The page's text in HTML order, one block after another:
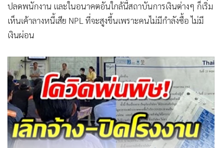
ปลดพนักงาน และในอนาคตอันใกล้นี้สถาบันการเงินต่างๆ ก็เริ่ม
เห็นเค้าลางหนี้เสีย NPL ที่จะสูงขึ้นเพราะคนไม่มีกำลังซื้อ ไม่มี
เงินผ่อน